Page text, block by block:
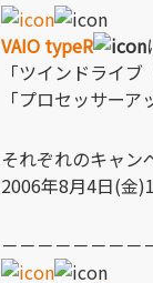
VAIO typeR
「ツインドライブ
「プロセッサー
それぞれのキャン
2006年8月4日(金
－－－－－－－－